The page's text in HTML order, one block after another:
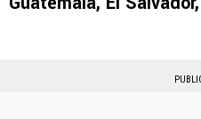
Guatemala, El